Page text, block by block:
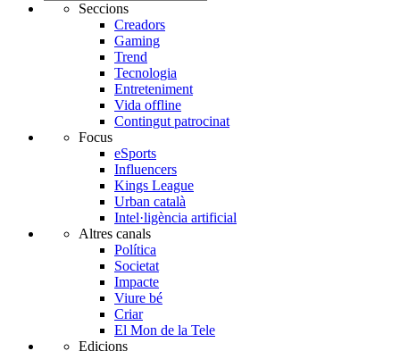
Seccions
Creadors
Gaming
Trend
Tecnologia
Entreteniment
Vida offline
Contingut patrocinat
Focus
eSports
Influencers
Kings League
Urban català
Intel·ligència artificial
Altres canals
Política
Societat
Impacte
Viure bé
Criar
El Mon de la Tele
Edicions